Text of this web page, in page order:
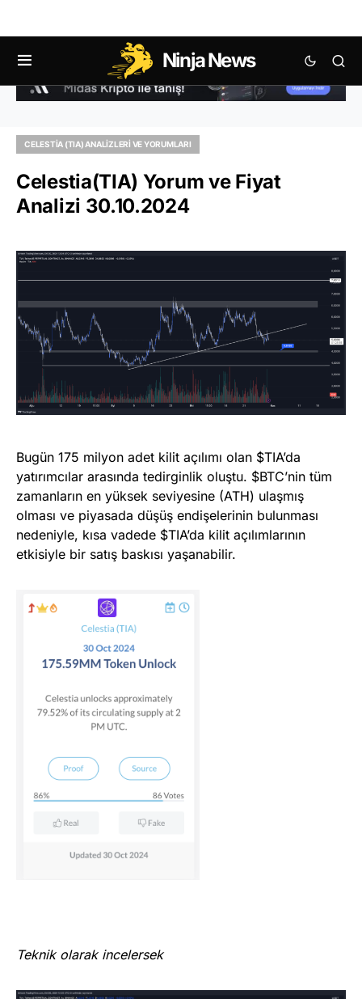
Ninja News
CELESTIA (TIA) ANALIZLERI VE YORUMLARI
Celestia(TIA) Yorum ve Fiyat
Analizi 30.10.2024
Bugün 175 milyon adet kilit açılımı olan $TIA’da
yatırımcılar arasında tedirginlik oluştu. $BTC’nin tüm
zamanların en yüksek seviyesine (ATH) ulaşmış
olması ve piyasada düşüş endişelerinin bulunması
nedeniyle, kısa vadede $TIA’da kilit açılımlarının
etkisiyle bir satış baskısı yaşanabilir.
Teknik olarak incelersek